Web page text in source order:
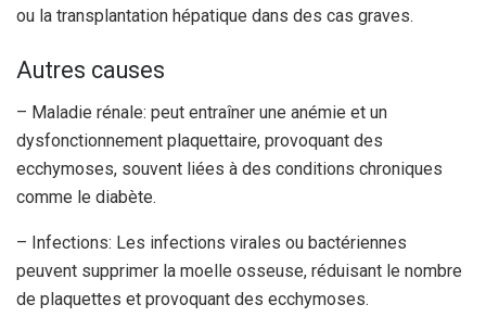
ou la transplantation hépatique dans des cas graves.
Autres causes
– Maladie rénale: peut entraîner une anémie et un
dysfonctionnement plaquettaire, provoquant des
ecchymoses, souvent liées à des conditions chroniques
comme le diabète.
– Infections: Les infections virales ou bactériennes
peuvent supprimer la moelle osseuse, réduisant le nombre
de plaquettes et provoquant des ecchymoses.